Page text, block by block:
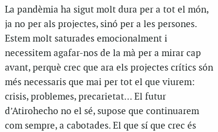
La pandèmia ha sigut molt dura per a tot el món,
ja no per als projectes, sinó per a les persones.
Estem molt saturades emocionalment i
necessitem agafar-nos de la mà per a mirar cap
avant, perquè crec que ara els projectes crítics són
més necessaris que mai per tot el que viurem:
crisis, problemes, precarietat… El futur
d’Atirohecho no el sé, supose que continuarem
com sempre, a cabotades. El que sí que crec és